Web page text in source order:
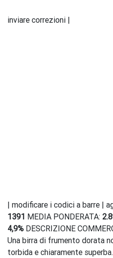
inviare correzioni |
| modificare i codici a barre |
1391 MEDIA PONDERATA:
4,9% DESCRIZIONE
Una birra di frumento dorata
torbida e chiaramente superba.